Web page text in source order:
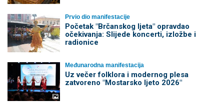
Prvio dio manifestacije
Početak "Brčanskog ljeta" opravdao
očekivanja: Slijede koncerti, izložbe i
radionice
Međunarodna manifestacija
Uz večer folklora i modernog plesa
zatvoreno "Mostarsko ljeto 2026"